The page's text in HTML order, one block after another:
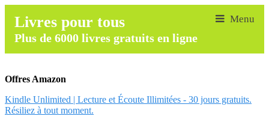
Livres pour tous
Plus de 6000 livres gratuits en ligne
Offres Amazon
Kindle Unlimited | Lecture et Écoute Illimitées - 30 jours gratuits.
Résiliez à tout moment.